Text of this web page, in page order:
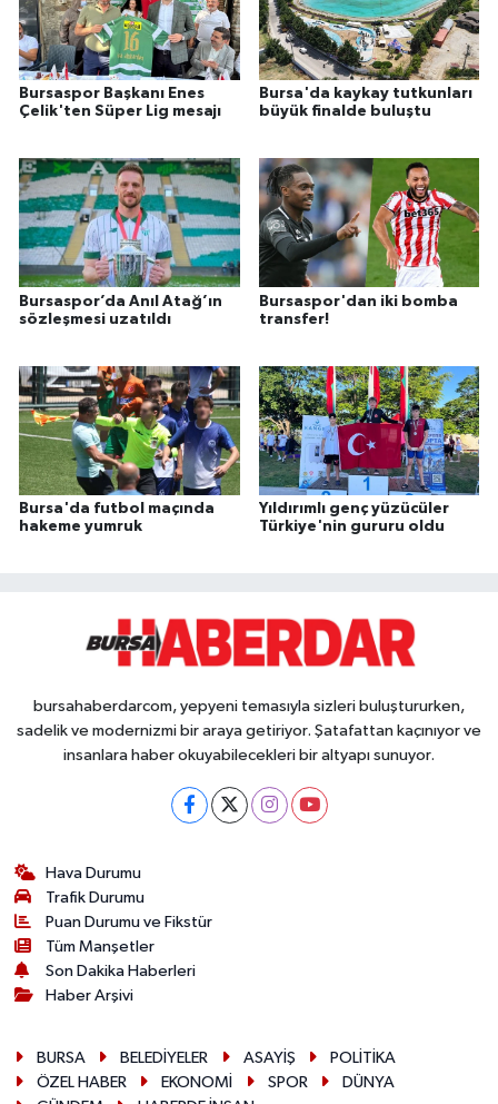
Bursaspor Başkanı Enes
Çelik'ten Süper Lig mesajı
Bursa'da kaykay tutkunları
büyük finalde buluştu
Bursaspor’da Anıl Atağ’ın
sözleşmesi uzatıldı
Bursaspor'dan iki bomba
transfer!
Bursa'da futbol maçında
hakeme yumruk
Yıldırımlı genç yüzücüler
Türkiye'nin gururu oldu
bursahaberdarcom, yepyeni temasıyla sizleri buluştururken,
sadelik ve modernizmi bir araya getiriyor. Şatafattan kaçınıyor ve
insanlara haber okuyabilecekleri bir altyapı sunuyor.
Hava Durumu
Trafik Durumu
Puan Durumu ve Fikstür
Tüm Manşetler
Son Dakika Haberleri
Haber Arşivi
BURSA BELEDİYELER ASAYİŞ
POLİTİKA
ÖZEL HABER
EKONOMİ SPOR
DÜNYA